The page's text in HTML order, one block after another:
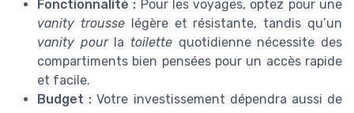
Fonctionnalité : Pour les voyages, optez pour une
vanity trousselégère et résistante, tandis qu’un
vanity pourla toilette quotidienne nécessite des
compartiments bien pensées pour un accès rapide
et facile.
Budget : Votre investissement dépendra aussi de